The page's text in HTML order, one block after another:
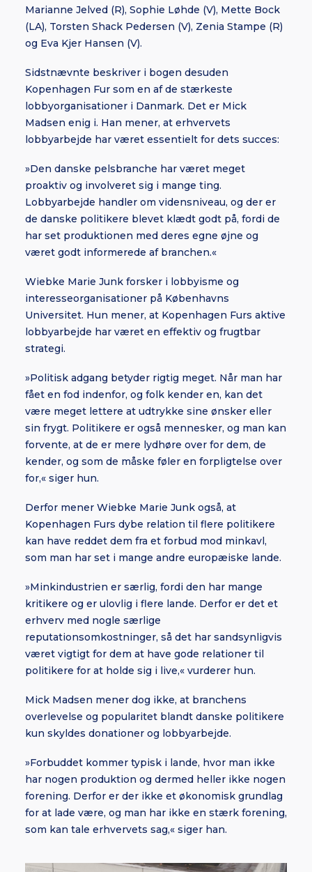
Marianne Jelved (R), Sophie Løhde (V), Mette Bock
(LA), Torsten Shack Pedersen (V), Zenia Stampe (R)
og Eva Kjer Hansen (V).
Sidstnævnte beskriver i bogen desuden
Kopenhagen Fur som en af de stærkeste
lobbyorganisationer i Danmark. Det er Mick
Madsen enig i. Han mener, at erhvervets
lobbyarbejde har været essentielt for dets succes:
»Den danske pelsbranche har været meget
proaktiv og involveret sig i mange ting.
Lobbyarbejde handler om vidensniveau, og der er
de danske politikere blevet klædt godt på, fordi de
har set produktionen med deres egne øjne og
været godt informerede af branchen.«
Wiebke Marie Junk forsker i lobbyisme og
interesseorganisationer på Københavns
Universitet. Hun mener, at Kopenhagen Furs aktive
lobbyarbejde har været en effektiv og frugtbar
strategi.
»Politisk adgang betyder rigtig meget. Når man har
fået en fod indenfor, og folk kender en, kan det
være meget lettere at udtrykke sine ønsker eller
sin frygt. Politikere er også mennesker, og man kan
forvente, at de er mere lydhøre over for dem, de
kender, og som de måske føler en forpligtelse over
for,« siger hun.
Derfor mener Wiebke Marie Junk også, at
Kopenhagen Furs dybe relation til flere politikere
kan have reddet dem fra et forbud mod minkavl,
som man har set i mange andre europæiske lande.
»Minkindustrien er særlig, fordi den har mange
kritikere og er ulovlig i flere lande. Derfor er det et
erhverv med nogle særlige
reputationsomkostninger, så det har sandsynligvis
været vigtigt for dem at have gode relationer til
politikere for at holde sig i live,« vurderer hun.
Mick Madsen mener dog ikke, at branchens
overlevelse og popularitet blandt danske politikere
kun skyldes donationer og lobbyarbejde.
»Forbuddet kommer typisk i lande, hvor man ikke
har nogen produktion og dermed heller ikke nogen
forening. Derfor er der ikke et økonomisk grundlag
for at lade være, og man har ikke en stærk forening,
som kan tale erhvervets sag,« siger han.